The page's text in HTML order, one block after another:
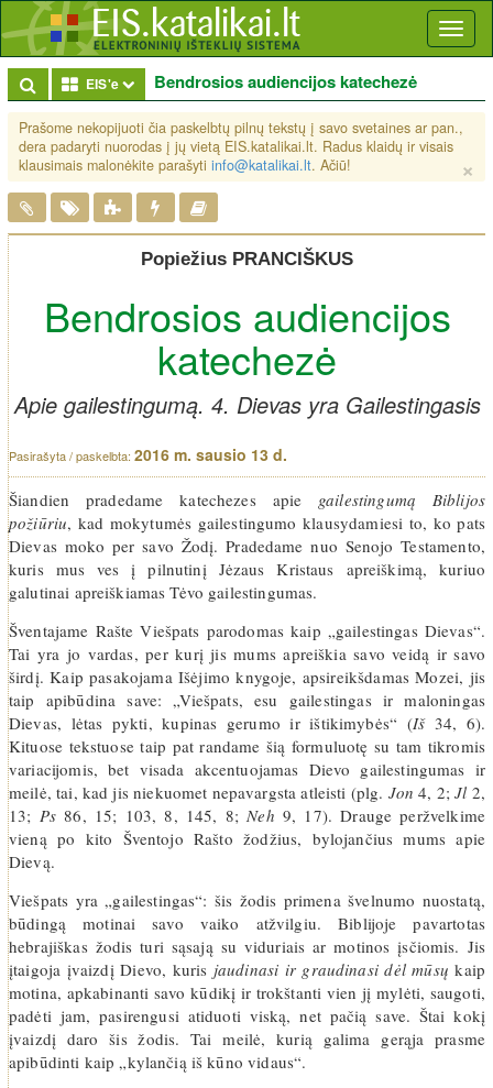
EIS'e Toggle Dropdown
Bendrosios audiencijos katechezė
Prašome nekopijuoti čia paskelbtų pilnų tekstų į savo svetaines ar pan.,
dera padaryti nuorodas į jų vietą EIS.katalikai.lt. Radus klaidų ir visais
klausimais malonėkite parašyti info@katalikai.lt. Ačiū! ×
Popiežius PRANCIŠKUS
Bendrosios audiencijos
katechezė
Apie gailestingumą. 4. Dievas yra Gailestingasis
2016 m. sausio 13 d.
Šiandien pradedame katechezes apie gailestingumą Biblijos
požiūriu, kad mokytumės gailestingumo klausydamiesi to, ko pats
Dievas moko per savo Žodį. Pradedame nuo Senojo Testamento,
kuris mus ves į pilnutinį Jėzaus Kristaus apreiškimą, kuriuo
galutinai apreiškiamas Tėvo gailestingumas.
Šventajame Rašte Viešpats parodomas kaip „gailestingas Dievas“.
Tai yra jo vardas, per kurį jis mums apreiškia savo veidą ir savo
širdį. Kaip pasakojama Išėjimo knygoje, apsireikšdamas Mozei, jis
taip apibūdina save: „Viešpats, esu gailestingas ir maloningas
Dievas, lėtas pykti, kupinas gerumo ir ištikimybės“ (Iš34, 6).
Kituose tekstuose taip pat randame šią formuluotę su tam tikromis
variacijomis, bet visada akcentuojamas Dievo gailestingumas ir
meilė, tai, kad jis niekuomet nepavargsta atleisti (plg. Jon 4, 2;Jl 2,
13; Ps86, 15; 103, 8, 145, 8;Neh 9, 17). Drauge peržvelkime
vieną po kito Šventojo Rašto žodžius, bylojančius mums apie
Dievą.
Viešpats yra „gailestingas“: šis žodis primena švelnumo nuostatą,
būdingą motinai savo vaiko atžvilgiu. Biblijoje pavartotas
hebrajiškas žodis turi sąsają su viduriais ar motinos įsčiomis. Jis
įtaigoja įvaizdį Dievo, kuris jaudinasi ir graudinasi dėl mūsųkaip
motina, apkabinanti savo kūdikį ir trokštanti vien jį mylėti, saugoti,
padėti jam, pasirengusi atiduoti viską, net pačią save. Štai kokį
įvaizdį daro šis žodis. Tai meilė, kurią galima gerąja prasme
apibūdinti kaip „kylančią iš kūno vidaus“.